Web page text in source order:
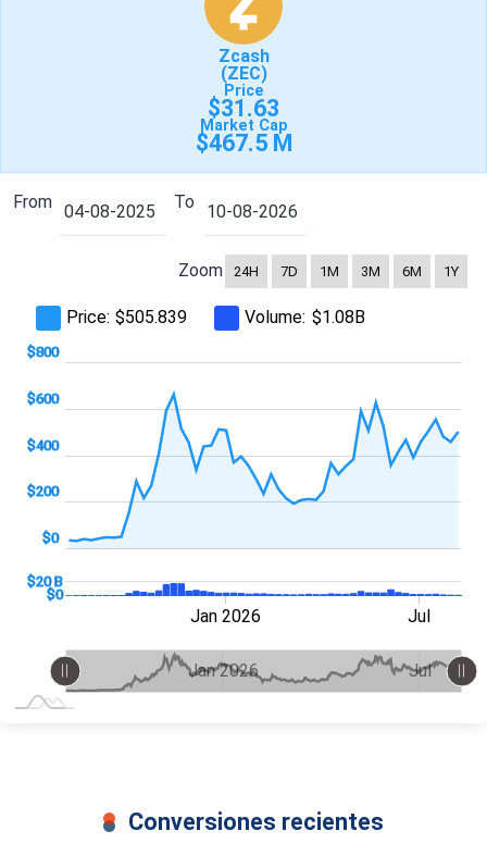
Zcash
(ZEC)
Price
$31.63
Market Cap
$467.5 M
From To
Zoom 24H 7D 1M 3M 6M 1Y
Price: $505.839 Volume: $1.08B
$200
$0
$200
$400
$600
$800
$20 B
$0
$20 B
Jan 2026 Jul
L
Jul Jan 2026 Jul
Jan 2027
Conversiones recientes